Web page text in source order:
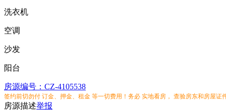
洗衣机
空调
沙发
阳台
房源编号：CZ-4105538
签约前切勿付 订金、押金、租金 等一切费用！务必 实地看房， 查验房东和房屋证
房源描述举报